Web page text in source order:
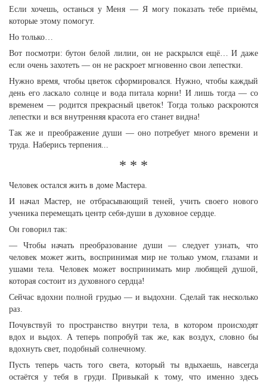
Если хочешь, останься у Меня — Я могу показать тебе приёмы,
которые этому помогут.
Но только…
Вот посмотри: бутон белой лилии, он не раскрылся ещё… И даже
если очень захотеть — он не раскроет мгновенно свои лепестки.
Нужно время, чтобы цветок сформировался. Нужно, чтобы каждый
день его ласкало солнце и вода питала корни! И лишь тогда — со
временем — родится прекрасный цветок! Тогда только раскроются
лепестки и вся внутренняя красота его станет видна!
Так же и преображение души — оно потребует много времени и
труда. Наберись терпения...
* * *
Человек остался жить в доме Мастера.
И начал Мастер, не отбрасывающий теней, учить своего нового
ученика перемещать центр себя-души в духовное сердце.
Он говорил так:
— Чтобы начать преобразование души — следует узнать, что
человек может жить, воспринимая мир не только умом, глазами и
ушами тела. Человек может воспринимать мир любящей душой,
которая состоит из духовного сердца!
Сейчас вдохни полной грудью — и выдохни. Сделай так несколько
раз.
Почувствуй то пространство внутри тела, в котором происходят
вдох и выдох. А теперь попробуй так же, как воздух, словно бы
вдохнуть свет, подобный солнечному.
Пусть теперь часть того света, который ты вдыхаешь, навсегда
остаётся у тебя в груди. Привыкай к тому, что именно здесь